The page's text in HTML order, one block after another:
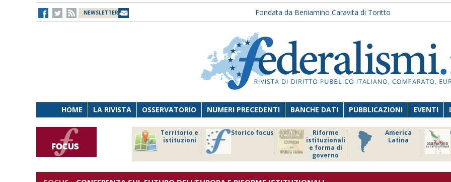
NEWSLETTER Fondata da Beniamino Caravita di Toritto
HOME LA RIVISTA OSSERVATORIO NUMERI PRECEDENTI BANCHE DATI PUBBLICAZIONI EVENTI
Territorio e
istituzioni
Storico focus
Riforme
istituzionali
e forma di
governo
America
Latina